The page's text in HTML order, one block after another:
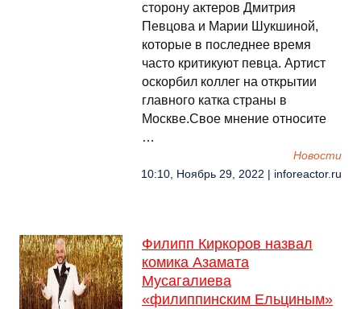
сторону актеров Дмитрия
Певцова и Марии Шукшиной,
которые в последнее время
часто критикуют певца. Артист
оскорбил коллег на открытии
главного катка страны в
Москве.Свое мнение относите
…
Новости
10:10, Ноябрь 29, 2022 | inforeactor.ru
Филипп Киркоров назвал
комика Азамата
Мусагалиева
«филиппинским Ельциным»